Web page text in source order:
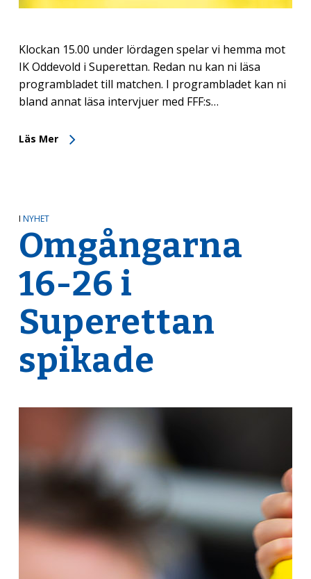
Klockan 15.00 under lördagen spelar vi hemma mot
IK Oddevold i Superettan. Redan nu kan ni läsa
programbladet till matchen. I programbladet kan ni
bland annat läsa intervjuer med FFF:s…
Läs Mer
I NYHET
Omgångarna
16-26 i
Superettan
spikade